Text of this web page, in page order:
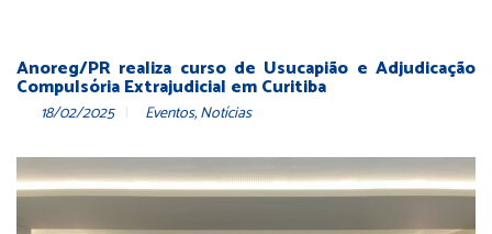
Anoreg/PR realiza curso de Usucapião e Adjudicação
Compulsória Extrajudicial em Curitiba
18/02/2025 Eventos,Notícias